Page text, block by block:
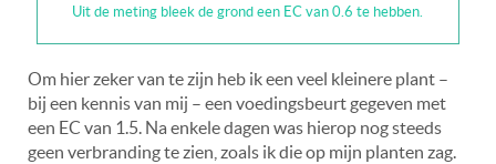
Uit de meting bleek de grond een EC van 0.6 te hebben.
Om hier zeker van te zijn heb ik een veel kleinere plant –
bij een kennis van mij – een voedingsbeurt gegeven met
een EC van 1.5. Na enkele dagen was hierop nog steeds
geen verbranding te zien, zoals ik die op mijn planten zag.